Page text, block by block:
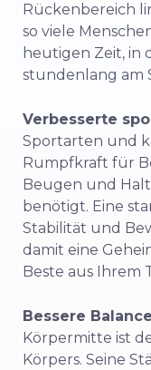
Rückenbereich
so viele
heutigen Zeit, in
stundenlang am
Verbesserte
Sportarten und
Rumpfkraft für
Beugen und
benötigt. Eine
Stabilität und
damit eine
Beste aus Ihrem
Bessere
Körpermitte ist
Körpers. Seine